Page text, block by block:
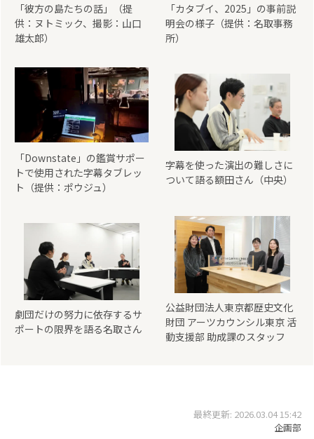
「彼方の島たちの話」（提
供：ヌトミック、撮影：山口
雄太郎）
「カタブイ、2025」の事前説
明会の様子（提供：名取事務
所）
「Downstate」の鑑賞サポー
トで使用された字幕タブレッ
ト（提供：ポウジュ）
字幕を使った演出の難しさに
ついて語る額田さん（中央）
劇団だけの努力に依存するサ
ポートの限界を語る名取さん
公益財団法人東京都歴史文化
財団 アーツカウンシル東京 活
動支援部 助成課のスタッフ
最終更新: 2026.03.04 15:42
企画部